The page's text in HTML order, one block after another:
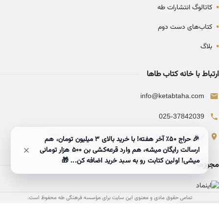
• کاتالوگ انتشارات طه
• کتاب‌های دست دوم
• بلاگ
ارتباط با خانه کتاب طاها
info@ketabtaha.com
025-37842039
ایران، قم، بلوار معلم، مجتمع ناشران، طبقه سوم، واحد ۳۱۴
مجوزها
تمامی حقوق مادی و معنوی این سایت برای مؤسسه فرهنگی طه محفوظ است.
🎉 حراج ۵۰٪ آخر هفته! با خرید بالای 3 میلیون تومان، هم
ارسالت رایگان میشه، هم وارد قرعه‌کشی بن ۵۰۰ هزار تومانی
میشی! اولین کتابت رو به سبد خرید اضافه کن... 🎁